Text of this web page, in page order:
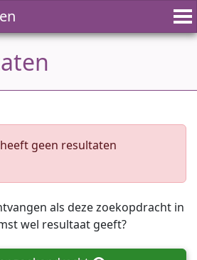
geen resultaten
als deze zoekopdracht in
wel resultaat geeft?